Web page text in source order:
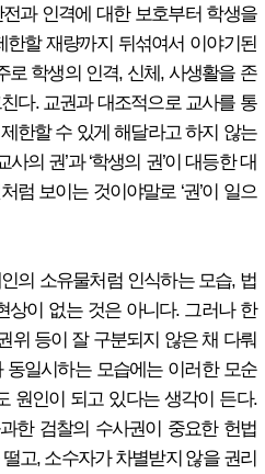
과 인격에 대한 보호부터 학생을
할 재량까지 뒤섞여서 이야기된
로 학생의 인격, 신체, 사생활을 존
다. 교권과 대조적으로 교사를 통
한할 수 있게 해달라고 하지 않는
의 권’과 ‘학생의 권’이 대등한 대
럼 보이는 것이야말로 ‘권’이 일으
의 소유물처럼 인식하는 모습, 법
상이 없는 것은 아니다. 그러나 한
위 등이 잘 구분되지 않은 채 다뤄
일시하는 모습에는 이러한 모순
원인이 되고 있다는 생각이 든다.
한 검찰의 수사권이 중요한 헌법
고, 소수자가 차별받지 않을 권리